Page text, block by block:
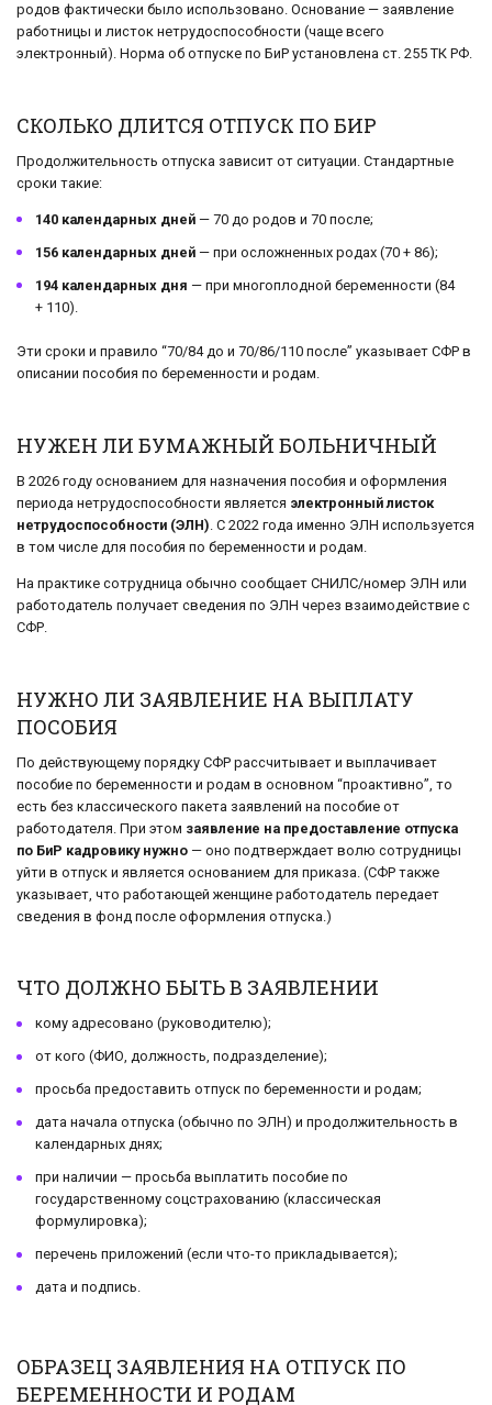
родов фактически было использовано. Основание — заявление
работницы и листок нетрудоспособности (чаще всего
электронный). Норма об отпуске по БиР установлена ст. 255 ТК РФ.
СКОЛЬКО ДЛИТСЯ ОТПУСК ПО БИР
Продолжительность отпуска зависит от ситуации. Стандартные
сроки такие:
140 календарных дней — 70 до родов и 70 после;
156 календарных дней — при осложненных родах (70 + 86);
194 календарных дня — при многоплодной беременности (84
+ 110).
Эти сроки и правило “70/84 до и 70/86/110 после” указывает СФР в
описании пособия по беременности и родам.
НУЖЕН ЛИ БУМАЖНЫЙ БОЛЬНИЧНЫЙ
В 2026 году основанием для назначения пособия и оформления
периода нетрудоспособности является электронный листок
нетрудоспособности (ЭЛН) . С 2022 года именно ЭЛН используется
в том числе для пособия по беременности и родам.
На практике сотрудница обычно сообщает СНИЛС/номер ЭЛН или
работодатель получает сведения по ЭЛН через взаимодействие с
СФР.
НУЖНО ЛИ ЗАЯВЛЕНИЕ НА ВЫПЛАТУ
ПОСОБИЯ
По действующему порядку СФР рассчитывает и выплачивает
пособие по беременности и родам в основном “проактивно”, то
есть без классического пакета заявлений на пособие от
работодателя. При этом заявление на предоставление отпуска
по БиР кадровику нужно — оно подтверждает волю сотрудницы
уйти в отпуск и является основанием для приказа. (СФР также
указывает, что работающей женщине работодатель передает
сведения в фонд после оформления отпуска.)
ЧТО ДОЛЖНО БЫТЬ В ЗАЯВЛЕНИИ
кому адресовано (руководителю);
от кого (ФИО, должность, подразделение);
просьба предоставить отпуск по беременности и родам;
дата начала отпуска (обычно по ЭЛН) и продолжительность в
календарных днях;
при наличии — просьба выплатить пособие по
государственному соцстрахованию (классическая
формулировка);
перечень приложений (если что-то прикладывается);
дата и подпись.
ОБРАЗЕЦ ЗАЯВЛЕНИЯ НА ОТПУСК ПО
БЕРЕМЕННОСТИ И РОДАМ